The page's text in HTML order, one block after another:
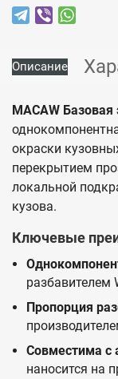
Описание
MACAW
окраски
перекрытием
локальной
кузова.
Ключевые
разбавителем
Пропорция
Совместима с
наносится на